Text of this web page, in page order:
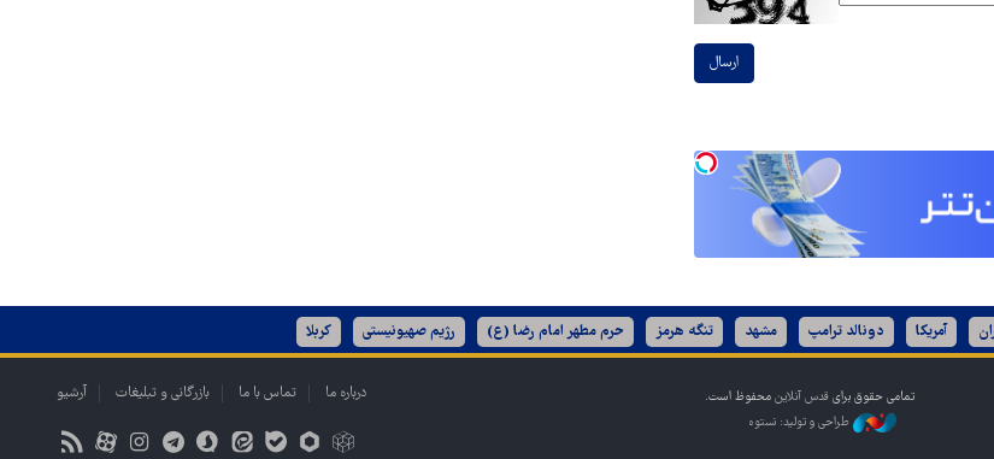
ارسال
آمریکا دونالد ترامپ مشهد تنگه هرمز حرم مطهر امام رضا (ع) رژیم صهیونیستی کربلا
تمامی حقوق برای قدس آنلاین محفوظ است.
طراحی و تولید: نستوه
درباره ما تماس با ما بازرگانی و تبلیغات آرشیو